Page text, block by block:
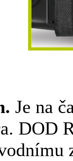
Je na
DOD